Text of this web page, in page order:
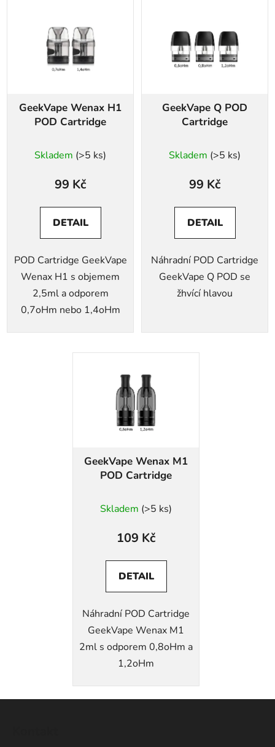
GeekVape Wenax H1
POD Cartridge
Skladem (>5 ks)
99 Kč
DETAIL
POD Cartridge GeekVape
Wenax H1 s objemem
2,5ml a odporem
0,7oHm nebo 1,4oHm
GeekVape Q POD
Cartridge
Skladem (>5 ks)
99 Kč
DETAIL
Náhradní POD Cartridge
GeekVape Q POD se
žhvící hlavou
GeekVape Wenax M1
POD Cartridge
Skladem (>5 ks)
109 Kč
DETAIL
Náhradní POD Cartridge
GeekVape Wenax M1
2ml s odporem 0,8oHm a
1,2oHm